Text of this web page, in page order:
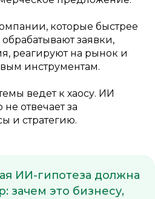
которые быстрее
заявки,
реагируют на рынок и
инструментам.
ведет к хаосу. ИИ
отвечает за
и стратегию.
ИИ-гипотеза должна
зачем это бизнесу,